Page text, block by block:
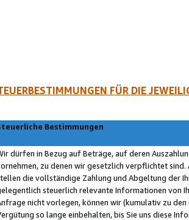
FÜR DIE
Bestimmungen
dürfen in Bezug auf Beträge, auf deren
zu denen wir gesetzlich verpflichtet
die vollständige Zahlung und Abgeltung der
steuerlich relevante Informationen von
nicht vorlegen, können wir (kumulativ zu
so lange einbehalten, bis Sie uns diese